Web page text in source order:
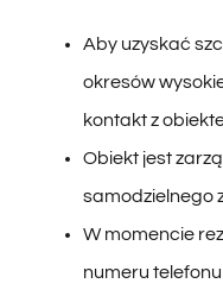
Aby uzyskać
okresów
kontakt z
Obiekt jest
samodzielnego
W momencie
numeru telefonu